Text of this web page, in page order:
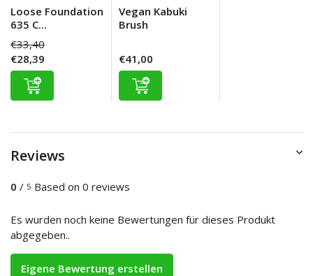
Loose Foundation
635 C...
€33,40
€28,39
Vegan Kabuki
Brush
€41,00
Reviews
0 / 5 Based on 0 reviews
Es wurden noch keine Bewertungen für dieses Produkt
abgegeben..
Eigene Bewertung erstellen